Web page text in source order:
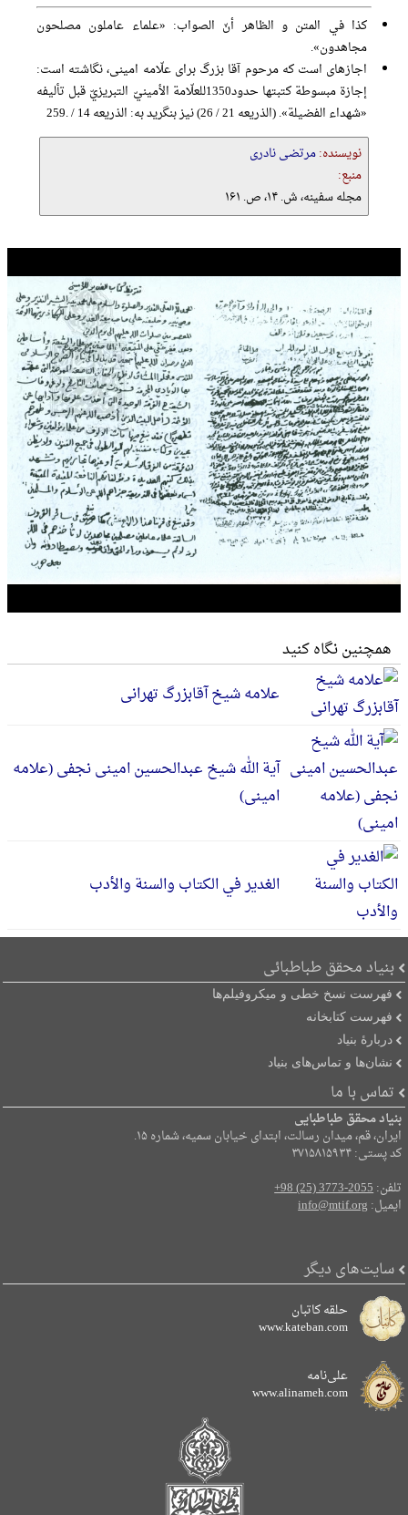
كذا في المتن و الظاهر أنّ الصواب: «علماء عاملون مصلحون
مجاهدون».
اجازهاى است كه مرحوم آقا بزرگ براى علّامه امينى، نگاشته است:
إجازة مبسوطة كتبتها حدود1350للعلّامة الأمينيّ التبريزيّ قبل تأليفه
«شهداء الفضيلة». (الذريعه 21 / 26) نيز بنگريد به: الذريعه 14 / .259
نویسنده:مرتضی نادری
منبع:
مجله سفینه، ش. ۱۴، ص. ۱۶۱
همچنین نگاه کنید
علامه شیخ آقابزرگ تهرانی
آیة الله شیخ عبدالحسین امینی نجفی (علامه
امینی)
الغدیر في الکتاب والسنة والأدب
بنیاد محقق طباطبائی
فهرست نسخ خطی و میکروفیلم‌ها
فهرست کتابخانه
دربارۀ بنیاد
نشان‌ها و تماس‌های بنیاد
تماس با ما
بنیاد محقق طباطبایی
ایران، قم، میدان رسالت، ابتدای خیابان سمیه، شماره ۱۵.
کد پستی: ۳۷۱۵۸۱۵۹۳۴
تلفن:+98 (25) 3773-2055
ایمیل:info@mtif.org
سایت‌های دیگر
حلقه کاتبان
www.kateban.com
علی‌نامه
www.alinameh.com